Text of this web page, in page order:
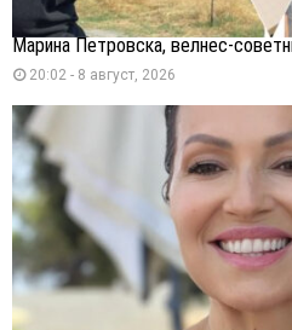
Марина Петровска, велнес-
20:02 - 8 август, 2026